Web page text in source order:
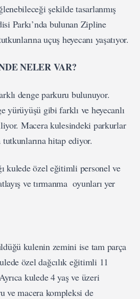
şekilde tasarlanmış
Parkı’nda bulunan Zipline
uçuş heyecanı yaşatıyor.
NELER VAR?
denge parkuru bulunuyor.
yürüyüşü gibi farklı ve heyecanlı
Macera kulesindeki parkurlar
hitap ediyor.
kulede özel eğitimli personel ve
ve tırmanma oyunları yer
kulenin zemini ise tam parça
özel dağcılık eğitimli 11
kulede 4 yaş ve üzeri
ve macera kompleksi de